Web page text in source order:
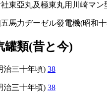
東亞丸及極東丸用川崎マ
馬力ヂーゼル發電機(昭和
罐類(昔と今)
治三十年頃) 38
治三十年頃) 38